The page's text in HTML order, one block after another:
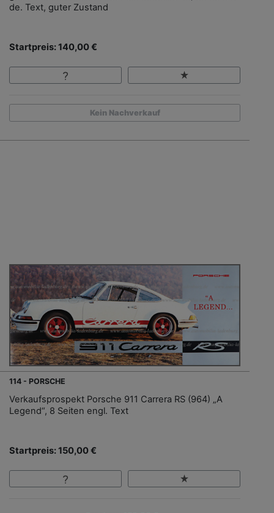
de. Text, guter Zustand
Startpreis: 140,00 €
Kein Nachverkauf
114 - PORSCHE
Verkaufsprospekt Porsche 911 Carrera RS (964) „A
Legend“, 8 Seiten engl. Text
Startpreis: 150,00 €